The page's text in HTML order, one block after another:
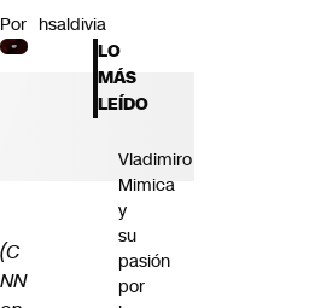
Por hsaldivia
(C
NN
LO
MÁS
LEÍDO
Vladimiro
Mimica
y
su
pasión
por